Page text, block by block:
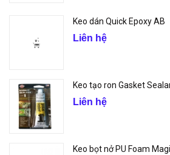
Keo dán Quick Epoxy AB
Liên hệ
Keo tạo ron Gasket
Liên hệ
Keo bọt nở PU Foam